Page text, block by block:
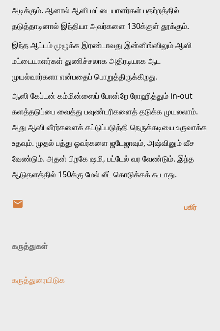
அடிக்கும். ஆனால் ஆஸி மட்டையாளர்கள் பதற்றத்தில்
தடுத்தாடினால் இந்தியா அவர்களை 130க்குள் தூக்கும்.
இந்த ஆட்டம் முழுக்க இரண்டாவது இன்னிங்ஸிலும் ஆஸி
மட்டையாளர்கள் துணிச்சலாக அதிரடியாக ஆட
முயல்வார்களா என்பதைப் பொறுத்திருக்கிறது.
ஆஸி கேப்டன் கம்மின்ஸைப் போன்றே ரோஹித்தும் in-out
களத்தடுப்பை வைத்து பவுண்டரிகளைத் தடுக்க முயலலாம்.
அது ஆஸி வீரர்களைக் கட்டுப்படுத்தி நெருக்கடியை உருவாக்க
உதவும். முதல் பத்து ஓவர்களை ஜடேஜாவும், அஷ்வினும் வீச
வேண்டும். அதன் பிறகே ஷமி, பட்டேல் வர வேண்டும். இந்த
ஆடுதளத்தில் 150க்கு மேல் லீட் கொடுக்கக் கூடாது.
பகிர்
கருத்துகள்
கருத்துரையிடுக